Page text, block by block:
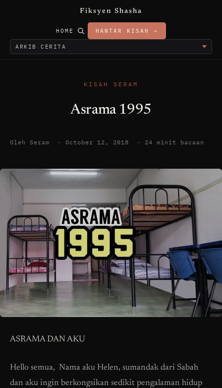
Fiksyen Shasha
HOME HANTAR KISAH →
KISAH SERAM
Asrama 1995
Oleh Seram — October 12, 2018 — 24 minit bacaan
ASRAMA DAN AKU
Hello semua, Nama aku Helen, sumandak dari Sabah
dan aku ingin berkongsikan sedikit pengalaman hidup